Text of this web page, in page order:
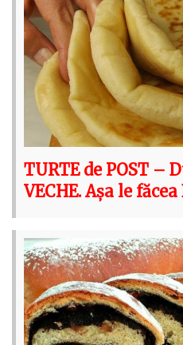
TURTE de POST –
VECHE. Așa le